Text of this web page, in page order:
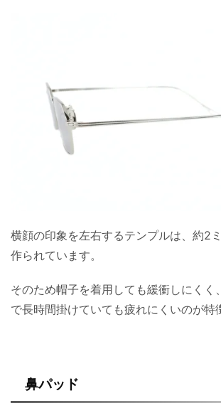
横顔の印象を左右するテンプルは、約2
作られています。
そのため帽子を着用しても緩衝しにくく
で長時間掛けていても疲れにくいのが特
鼻パッド